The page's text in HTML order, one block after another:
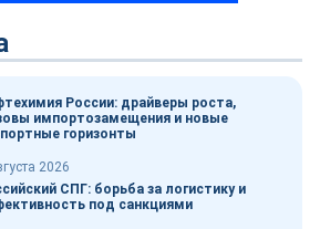
России: драйверы роста,
импортозамещения и новые
горизонты
2026
СПГ: борьба за логистику и
под санкциями